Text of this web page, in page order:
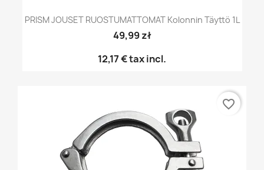
PRISM JOUSET RUOSTUMATTOMAT Kolonnin Täyttö 1L
49,99 zł
12,17 €tax incl.
favorite_border